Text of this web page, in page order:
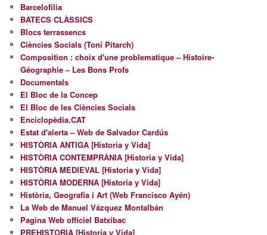
Barcelofília
BATECS CLÀSSICS
Blocs terrassencs
Ciències Socials (Toni Pitarch)
Composition : choix d'une problematique – Histoire-
Géographie – Les Bons Profs
Documentals
El Bloc de la Concep
El Bloc de les Ciències Socials
Enciclopèdia.CAT
Estat d'alerta – Web de Salvador Cardús
HISTÒRIA ANTIGA [Historia y Vida]
HISTÒRIA CONTEMPRÀNIA [Historia y Vida]
HISTÒRIA MEDIEVAL [Historia y Vida]
HISTÒRIA MODERNA [Historia y Vida]
Història, Geografia i Art (Web Francisco Ayén)
La Web de Manuel Vázquez Montalbán
Pagina Web officiel Batxibac
PREHISTORIA [Historia y Vida]